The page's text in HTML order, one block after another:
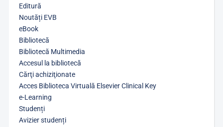
Editură
Noutăți EVB
eBook
Bibliotecă
Bibliotecă Multimedia
Accesul la bibliotecă
Cărţi achiziţionate
Acces Biblioteca Virtuală Elsevier Clinical Key
e-Learning
Studenți
Avizier studenți